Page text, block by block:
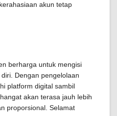
akun tetap
berharga untuk mengisi
Dengan pengelolaan
platform digital sambil
akan terasa jauh lebih
proporsional. Selamat